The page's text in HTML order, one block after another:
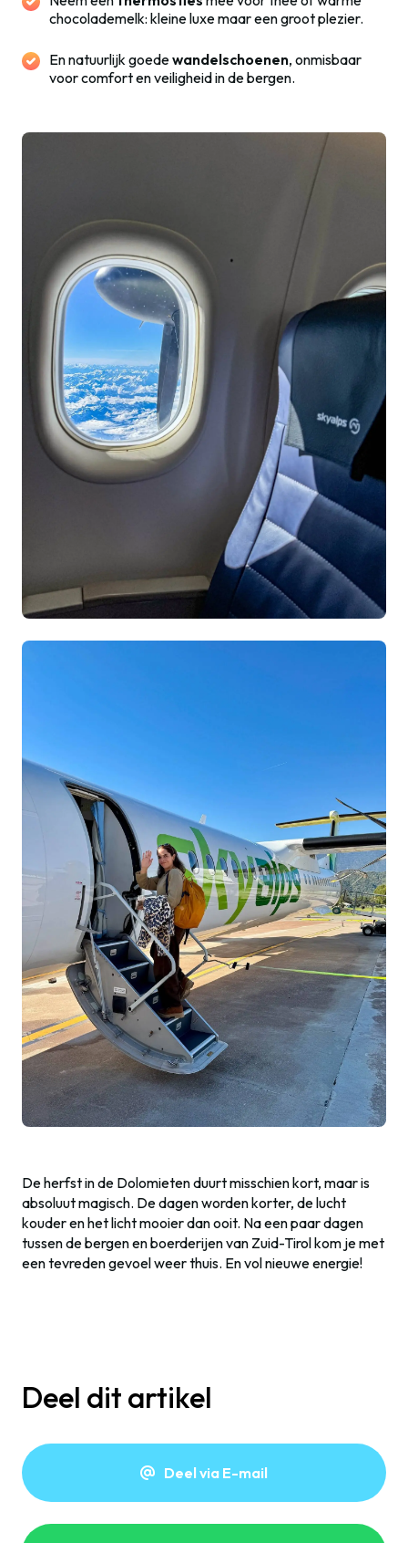
chocolademelk: kleine luxe maar een groot plezier.
En natuurlijk goedewandelschoenen, onmisbaar
voor comfort en veiligheid in de bergen.
De herfst in de Dolomieten duurt misschien kort, maar is
absoluut magisch. De dagen worden korter, de lucht
kouder en het licht mooier dan ooit. Na een paar dagen
tussen de bergen en boerderijen van Zuid-Tirol kom je met
een tevreden gevoel weer thuis. En vol nieuwe energie!
Deel dit artikel
Deel via E-mail